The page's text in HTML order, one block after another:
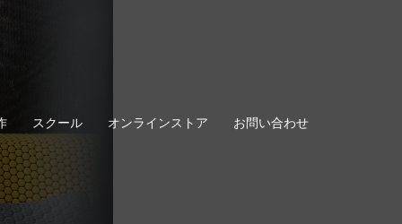
スクール オンラインストア お問い合わせ